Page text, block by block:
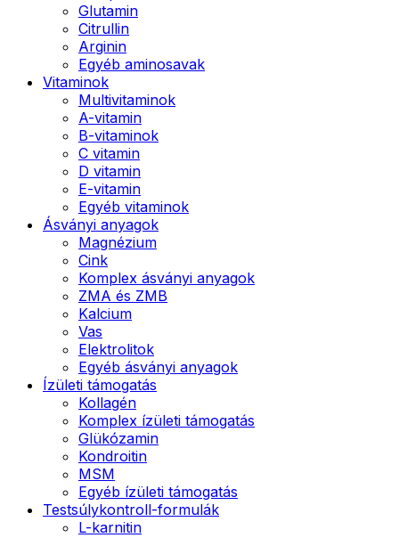
Glutamin
Citrullin
Arginin
Egyéb aminosavak
Vitaminok
Multivitaminok
A-vitamin
B-vitaminok
C vitamin
D vitamin
E-vitamin
Egyéb vitaminok
Ásványi anyagok
Magnézium
Cink
Komplex ásványi anyagok
ZMA és ZMB
Kalcium
Vas
Elektrolitok
Egyéb ásványi anyagok
Ízületi támogatás
Kollagén
Komplex ízületi támogatás
Glükózamin
Kondroitin
MSM
Egyéb ízületi támogatás
Testsúlykontroll-formulák
L-karnitin